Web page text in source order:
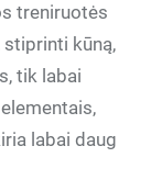
treniruotės
kūną,
tik labai
labai daug